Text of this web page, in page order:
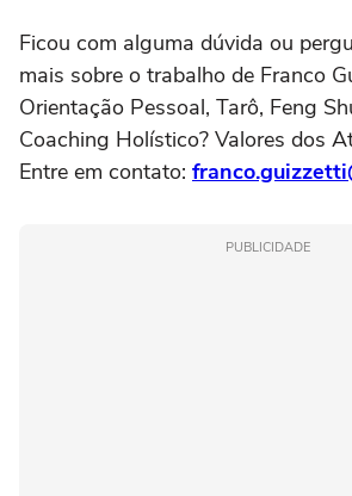
Ficou com alguma dúvida ou
mais sobre o trabalho de Franco
Orientação Pessoal, Tarô, Feng
Coaching Holístico? Valores dos
Entre em contato:
PUBLICIDADE